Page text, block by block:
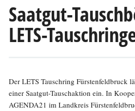
Text
Saatgut-
LETS-
Der LETS Tauschring Fürstenfeldbruck
einer Saatgut-Tauschaktion ein. In
AGENDA21 im Landkreis